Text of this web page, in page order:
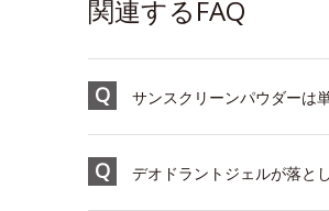
関連するFAQ
サンスクリーンパウダーは
デオドラントジェルが落と